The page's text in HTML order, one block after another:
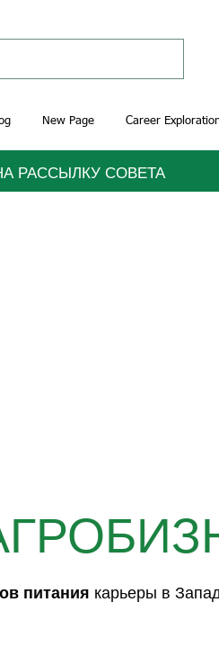
New Page Career
РАССЫЛКУ СОВЕТА
питания карьеры в